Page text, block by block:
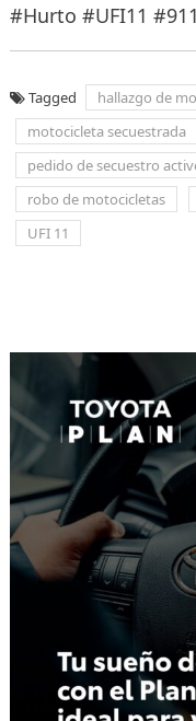
#Hurto #UFI11
Tagged hallazgo de
motocicleta secuestrada
pedido de secuestro
robo de motocicletas
UFI 11
entradas